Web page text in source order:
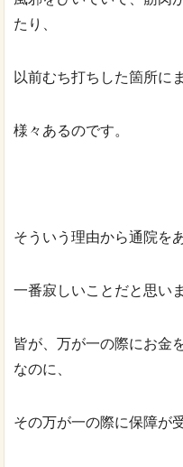
たり、
以前むち打ちした箇所に
様々あるのです。
そういう理由から通院を
一番寂しいことだと思い
皆が、万が一の際にお金
なのに、
その万が一の際に保障が